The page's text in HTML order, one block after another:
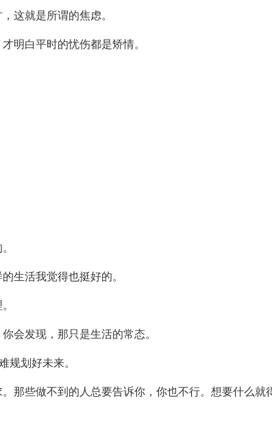
这就是所谓的焦虑。
明白平时的忧伤都是矫情。
生活我觉得也挺好的。
会发现，那只是生活的常态。
规划好未来。
那些做不到的人总要告诉你，你也不行。想要什么就